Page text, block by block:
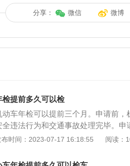
分享： 微信 微博
检提前多久可以检
动车年检可以提前三个月。申请前
全违法行为和交通事故处理完毕。
行驶证、机动车交通事故责任强制保
六条规定，机动车应当从注册登记
布时间：2023-07-17 16:18:55 阅读：